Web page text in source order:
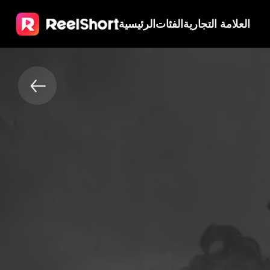
الرئيسيةالفئاتالعلامة التجارية